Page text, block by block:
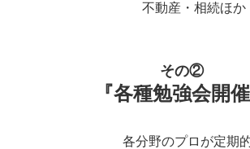
不動産・相続ほか
その②
『各種勉強会開催
各分野のプロが定期